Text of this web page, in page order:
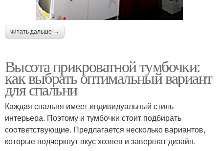
читать дальше →
Высота прикроватной тумбочки:
как выбрать оптимальный вариант
для спальни
Каждая спальня имеет индивидуальный стиль
интерьера. Поэтому и тумбочки стоит подбирать
соответствующие. Предлагается несколько вариантов,
которые подчеркнут вкус хозяев и завершат дизайн.